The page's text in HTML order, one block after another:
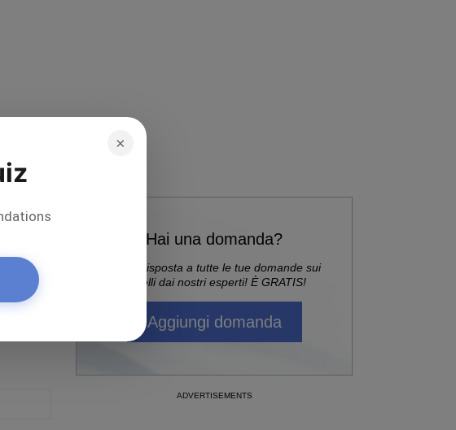
Hai una domanda?
Ricevi risposta a tutte le tue domande sui
capelli dai nostri esperti! È GRATIS!
Aggiungi domanda
×